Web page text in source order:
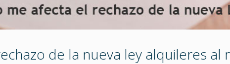
de la nueva ley alquileres al